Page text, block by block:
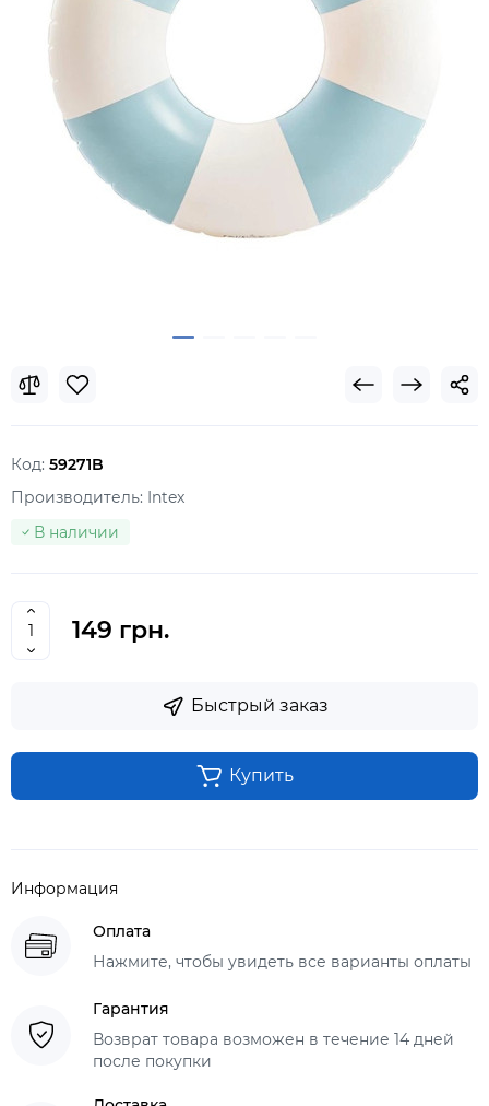
Код: 59271B
Производитель: Intex
В наличии
149 грн.
Быстрый заказ
Купить
Информация
Оплата
Нажмите, чтобы увидеть все варианты оплаты
Гарантия
Возврат товара возможен в течение 14 дней
после покупки